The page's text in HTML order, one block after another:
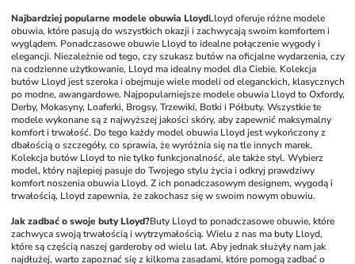
Najbardziej popularne modele obuwia LloydLloyd oferuje różne modele
obuwia, które pasują do wszystkich okazji i zachwycają swoim komfortem i
wyglądem. Ponadczasowe obuwie Lloyd to idealne połączenie wygody i
elegancji. Niezależnie od tego, czy szukasz butów na oficjalne wydarzenia, czy
na codzienne użytkowanie, Lloyd ma idealny model dla Ciebie. Kolekcja
butów Lloyd jest szeroka i obejmuje wiele modeli od eleganckich, klasycznych
po modne, awangardowe. Najpopularniejsze modele obuwia Lloyd to Oxfordy,
Derby, Mokasyny, Loaferki, Brogsy, Trzewiki, Botki i Półbuty. Wszystkie te
modele wykonane są z najwyższej jakości skóry, aby zapewnić maksymalny
komfort i trwałość. Do tego każdy model obuwia Lloyd jest wykończony z
dbałością o szczegóły, co sprawia, że wyróżnia się na tle innych marek.
Kolekcja butów Lloyd to nie tylko funkcjonalność, ale także styl. Wybierz
model, który najlepiej pasuje do Twojego stylu życia i odkryj prawdziwy
komfort noszenia obuwia Lloyd. Z ich ponadczasowym designem, wygodą i
trwałością, Lloyd zapewnia, że zakochasz się w swoim nowym obuwiu.
Jak zadbać o swoje buty Lloyd?Buty Lloyd to ponadczasowe obuwie, które
zachwyca swoją trwałością i wytrzymałością. Wielu z nas ma buty Lloyd,
które są częścią naszej garderoby od wielu lat. Aby jednak służyły nam jak
najdłużej, warto zapoznać się z kilkoma zasadami, które pomogą zadbać o